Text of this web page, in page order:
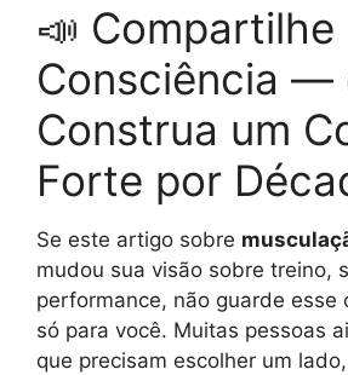
📣 Compartilhe
Consciência —
Construa um
Forte por
Se este artigo sobre
mudou sua visão sobre treino,
performance, não guarde esse
só para você. Muitas pessoas
que precisam escolher um